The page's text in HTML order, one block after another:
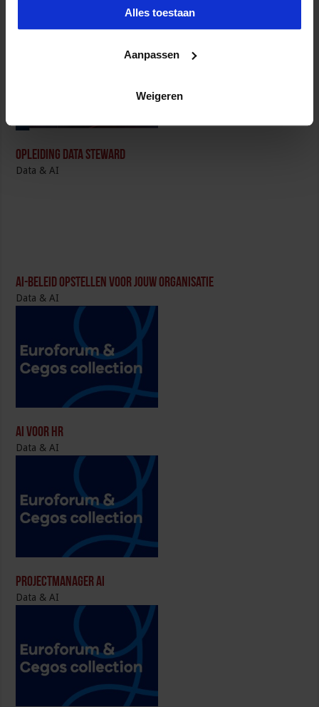
Alles toestaan
Aanpassen
Weigeren
Gerelateerde Opleidingen en Cursussen
Opleiding Data Steward
Data & AI
AI-beleid opstellen voor jouw organisatie
Data & AI
AI voor HR
Data & AI
Projectmanager AI
Data & AI